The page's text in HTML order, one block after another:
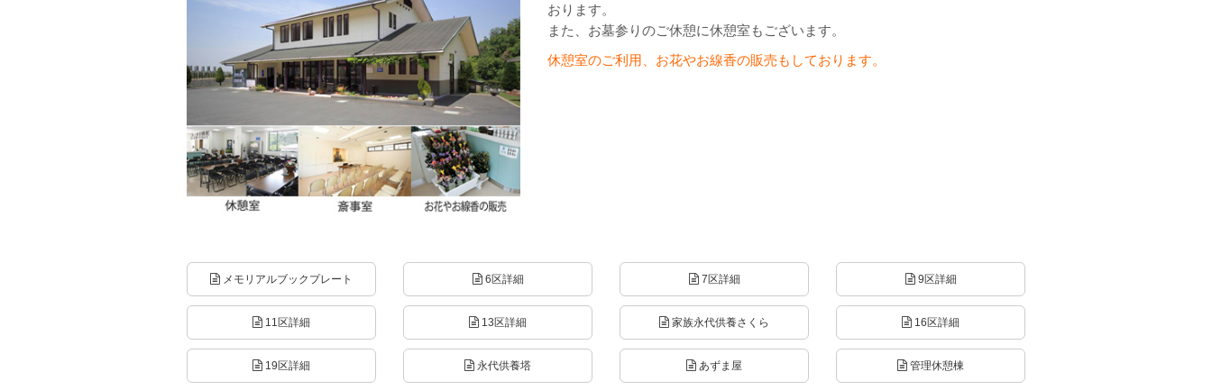
おります。
また、お墓参りのご休憩に休憩室もございます。
休憩室のご利用、お花やお線香の販売もしております。
メモリアルブックプレート 6区詳細 7区詳細 9区詳細
11区詳細 13区詳細 家族永代供養さくら 16区詳細
19区詳細 永代供養塔 あずま屋 管理休憩棟